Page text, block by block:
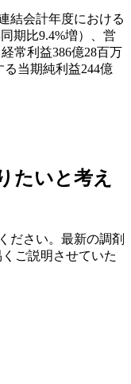
結会計年度における
期比9.4%増）、営
常利益386億28百万
る当期純利益244億
たいと考え
ださい。最新の調剤
ご説明させていた